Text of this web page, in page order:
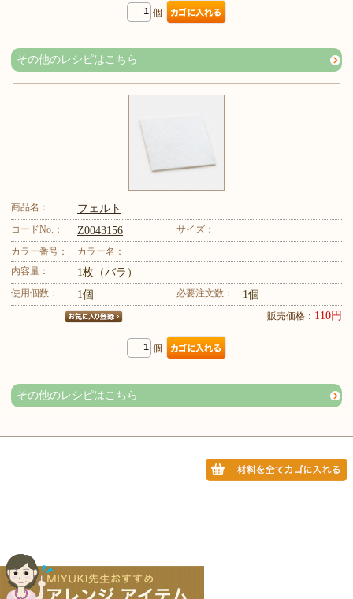
個
その他のレシピはこちら
商品名： フェルト
コードNo.： Z0043156
サイズ：
カラー番号：
カラー名：
内容量：
1枚（バラ）
使用個数： 1個 必要注文数： 1個
販売価格： 110円
個
その他のレシピはこちら